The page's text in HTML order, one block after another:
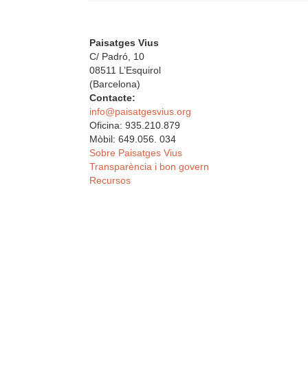
Paisatges Vius
C/ Padró, 10
08511 L’Esquirol
(Barcelona)
Contacte:
info@paisatgesvius.org
Oficina: 935.210.879
Mòbil: 649.056. 034
Sobre Paisatges Vius
Transparència i bon govern
Recursos